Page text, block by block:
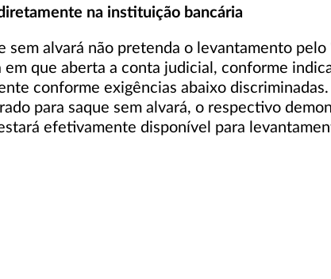
na instituição bancária
alvará não pretenda o levantamento pelo
que aberta a conta judicial, conforme
conforme exigências abaixo discriminadas.
para saque sem alvará, o respectivo
efetivamente disponível para